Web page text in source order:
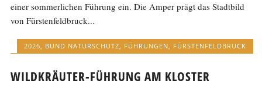
einer sommerlichen Führung ein. Die Amper prägt das Stadtbild
von Fürstenfeldbruck...
2026, BUND NATURSCHUTZ, FÜHRUNGEN, FÜRSTENFELDBRUCK
WILDKRÄUTER-FÜHRUNG AM KLOSTER